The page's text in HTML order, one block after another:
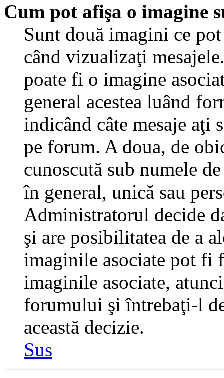
Cum pot afişa o imagine
Sunt două imagini ce
când vizualizaţi
poate fi o imagine
general acestea luând
indicând câte mesaje aţi
pe forum. A doua, de
cunoscută sub numele
în general, unică sau
Administratorul decide
şi are posibilitatea de a
imaginile asociate pot fi
imaginile asociate,
forumului şi întrebaţi-l
această decizie.
Sus